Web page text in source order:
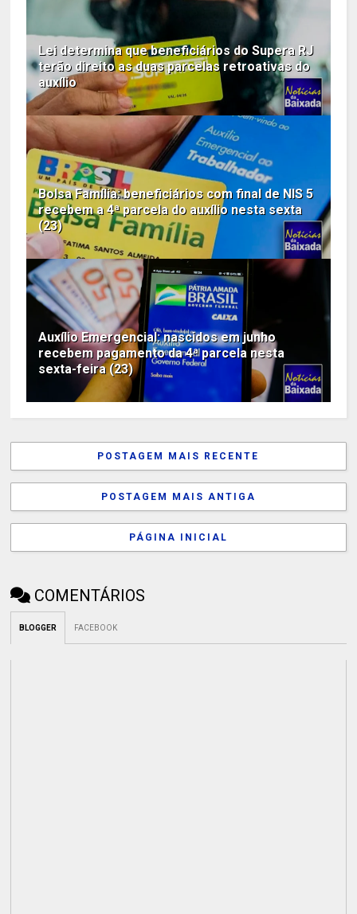
Lei determina que beneficiários do Supera RJ
terão direito as duas parcelas retroativas do
auxílio
Bolsa Família: beneficiários com final de NIS 5
recebem a 4ª parcela do auxílio nesta sexta
(23)
Auxílio Emergencial: nascidos em junho
recebem pagamento da 4ª parcela nesta
sexta-feira (23)
POSTAGEM MAIS RECENTE
POSTAGEM MAIS ANTIGA
PÁGINA INICIAL
COMENTÁRIOS
BLOGGER FACEBOOK